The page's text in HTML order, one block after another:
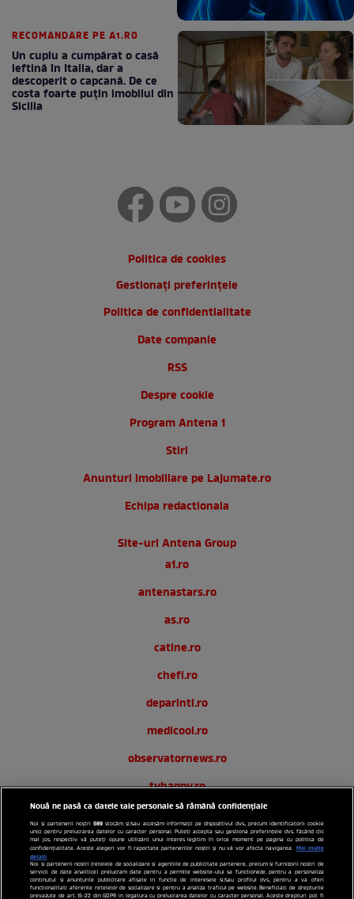
RECOMANDARE PE A1.RO
Un cuplu a cumpărat o casă
ieftină în Italia, dar a
descoperit o capcană. De ce
costa foarte puțin imobilul din
Sicilia
Politica de cookies
Gestionați preferințele
Politica de confidentialitate
Date companie
RSS
Despre cookie
Program Antena 1
Stiri
Anunturi imobiliare pe Lajumate.ro
Echipa redactionala
Site-uri Antena Group
a1.ro
antenastars.ro
as.ro
catine.ro
chefi.ro
deparinti.ro
medicool.ro
observatornews.ro
tvhappy.ro
useit.ro
zutv.ro
Trends AntenaPLAY
Nouă ne pasă ca datele tale personale să rămână confidențiale
Noi și partenerii noștri589 stocăm și/sau accesăm informații pe dispozitivul dvs., precum identificatorii cookie
unici pentru prelucrarea datelor cu caracter personal. Puteți accepta sau gestiona preferințele dvs. făcând clic
mai jos, respectiv vă puteți opune utilizării unui interes legitim în orice moment pe pagina cu politica de
confidențialitate. Aceste alegeri vor fi raportate partenerilor noștri și nu vă vor afecta navigarea. Mai multe
detalii
Noi si partenerii nostri (retelele de socializare si agentiile de publicitate partenere, precum si furnizorii nostri de
servicii de date analitice) prelucram date pentru a permite website-ului sa functioneze, pentru a personaliza
continutul si anunturile publicitare afisate in functie de interesele si/sau profilul dvs., pentru a va oferi
functionalitati aferente retelelor de socializare si pentru a analiza traficul pe website. Beneficiati de drepturile
prevazute de art. 15-22 din GDPR in legatura cu prelucrarea datelor cu caracter personal. Aceste drepturi pot fi